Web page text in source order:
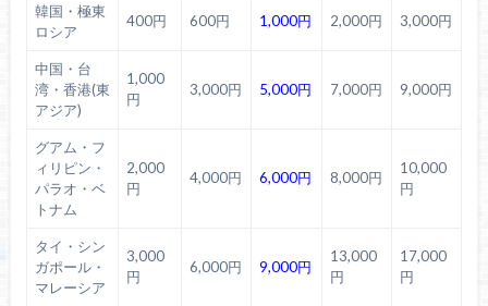
韓国・極東
ロシア
400円 600円 1,000円 2,000円 3,000円
中国・台
湾・香港(東
アジア)
1,000
円
3,000円 5,000円 7,000円 9,000円
グアム・フ
ィリピン・
パラオ・ベ
トナム
2,000
円
4,000円 6,000円 8,000円
10,000
円
タイ・シン
ガポール・
マレーシア
3,000
円
6,000円 9,000円
13,000
円
17,000
円